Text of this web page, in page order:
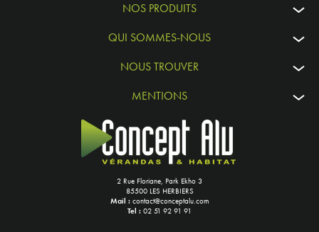
NOS PRODUITS
QUI SOMMES-NOUS
NOUS TROUVER
MENTIONS
2 Rue Floriane, Park Ekho 3
85500 LES HERBIERS
Mail : contact@conceptalu.com
Tel : 02 51 92 91 91